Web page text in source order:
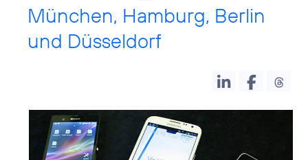
München, Hamburg, Berlin
und Düsseldorf